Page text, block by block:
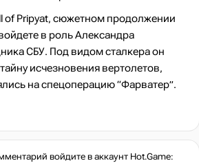
of Pripyat, сюжетном продолжении
в роль Александра
СБУ. Под видом сталкера он
исчезновения вертолетов,
на спецоперацию “Фарватер”.
войдите в аккаунт Hot.Game: